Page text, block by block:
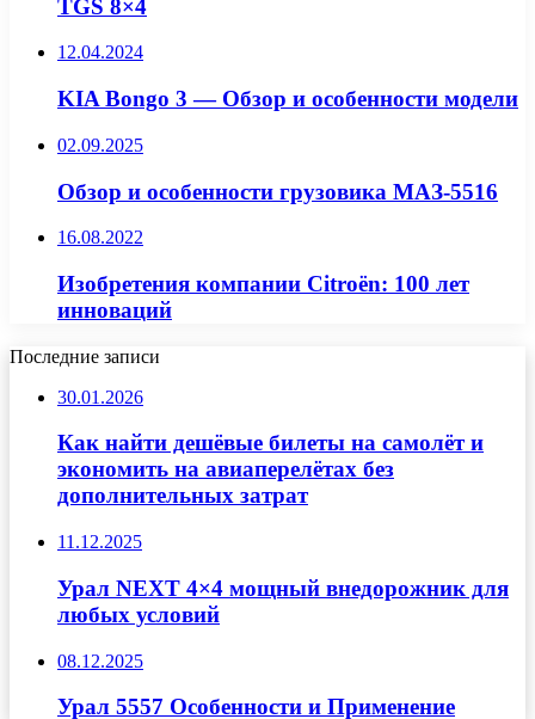
TGS 8×4
12.04.2024
KIA Bongo 3 — Обзор и особенности модели
02.09.2025
Обзор и особенности грузовика МАЗ-5516
16.08.2022
Изобретения компании Citroën: 100 лет
инноваций
Последние записи
30.01.2026
Как найти дешёвые билеты на самолёт и
экономить на авиаперелётах без
дополнительных затрат
11.12.2025
Урал NEXT 4×4 мощный внедорожник для
любых условий
08.12.2025
Урал 5557 Особенности и Применение